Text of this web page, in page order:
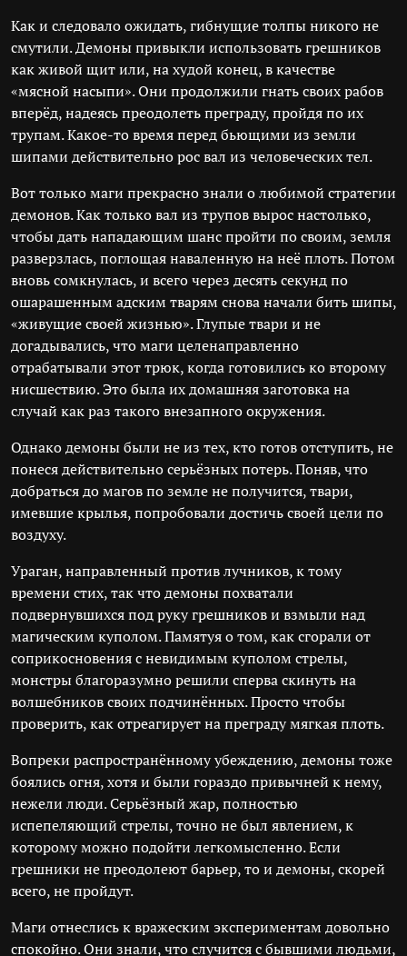
Как и следовало ожидать, гибнущие толпы никого не
смутили. Демоны привыкли использовать грешников
как живой щит или, на худой конец, в качестве
«мясной насыпи». Они продолжили гнать своих рабов
вперёд, надеясь преодолеть преграду, пройдя по их
трупам. Какое-то время перед бьющими из земли
шипами действительно рос вал из человеческих тел.
Вот только маги прекрасно знали о любимой стратегии
демонов. Как только вал из трупов вырос настолько,
чтобы дать нападающим шанс пройти по своим, земля
разверзлась, поглощая наваленную на неё плоть. Потом
вновь сомкнулась, и всего через десять секунд по
ошарашенным адским тварям снова начали бить шипы,
«живущие своей жизнью». Глупые твари и не
догадывались, что маги целенаправленно
отрабатывали этот трюк, когда готовились ко второму
нисшествию. Это была их домашняя заготовка на
случай как раз такого внезапного окружения.
Однако демоны были не из тех, кто готов отступить, не
понеся действительно серьёзных потерь. Поняв, что
добраться до магов по земле не получится, твари,
имевшие крылья, попробовали достичь своей цели по
воздуху.
Ураган, направленный против лучников, к тому
времени стих, так что демоны похватали
подвернувшихся под руку грешников и взмыли над
магическим куполом. Памятуя о том, как сгорали от
соприкосновения с невидимым куполом стрелы,
монстры благоразумно решили сперва скинуть на
волшебников своих подчинённых. Просто чтобы
проверить, как отреагирует на преграду мягкая плоть.
Вопреки распространённому убеждению, демоны тоже
боялись огня, хотя и были гораздо привычней к нему,
нежели люди. Серьёзный жар, полностью
испепеляющий стрелы, точно не был явлением, к
которому можно подойти легкомысленно. Если
грешники не преодолеют барьер, то и демоны, скорей
всего, не пройдут.
Маги отнеслись к вражеским экспериментам довольно
спокойно. Они знали, что случится с бывшими людьми,